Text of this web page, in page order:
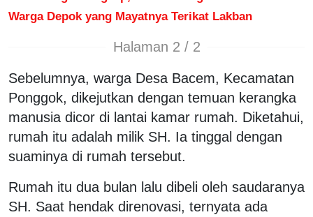
Warga Depok yang Mayatnya Terikat Lakban
Halaman 2 / 2
Sebelumnya, warga Desa Bacem, Kecamatan
Ponggok, dikejutkan dengan temuan kerangka
manusia dicor di lantai kamar rumah. Diketahui,
rumah itu adalah milik SH. Ia tinggal dengan
suaminya di rumah tersebut.
Rumah itu dua bulan lalu dibeli oleh saudaranya
SH. Saat hendak direnovasi, ternyata ada